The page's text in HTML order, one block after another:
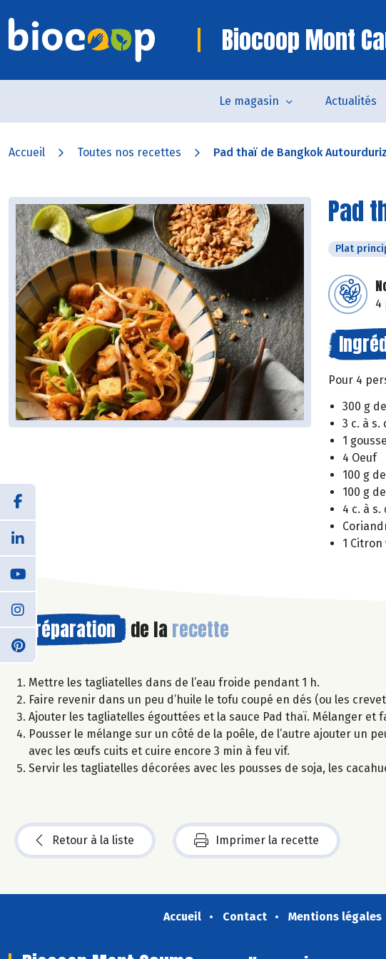
Biocoop Mont
Le magasin Actualités
Accueil Toutes nos recettes Pad thaï de Bangkok Autourduriz
Pad
Plat
4
Pour 4
300 g
3 c. à s.
1
4 Oeuf
100 g
100 g
4 c. à s.
1
Préparation de la recette
Mettre les tagliatelles dans de l’eau froide pendant 1 h.
Faire revenir dans un peu d’huile le tofu coupé en dés (ou les
Ajouter les tagliatelles égouttées et la sauce Pad thaï. Mélanger et
Pousser le mélange sur un côté de la poêle, de l’autre ajouter un
avec les œufs cuits et cuire encore 3 min à feu vif.
Servir les tagliatelles décorées avec les pousses de soja, les
Retour à la liste Imprimer la recette
Accueil Contact Mentions légales